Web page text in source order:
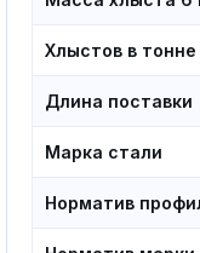
Хлыстов в тонне
Длина поставки
Марка стали
Норматив